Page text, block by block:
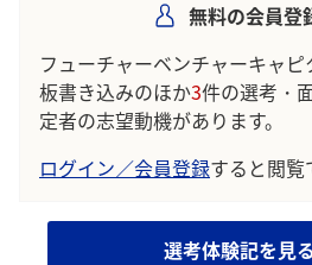
無料の会員登
フューチャーベンチャーキャピ
板書き込みのほか3件の選考・
定者の志望動機があります。
ログイン／会員登録すると閲覧
選考体験記を見